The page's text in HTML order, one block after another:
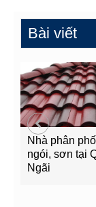
Bài viết
Nhà phân
ngói, sơn tại
Ngãi